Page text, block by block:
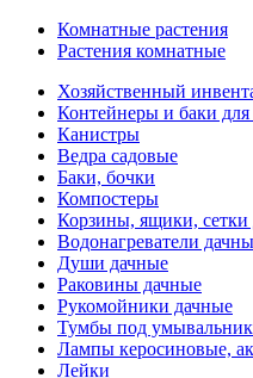
Комнатные растения
Растения комнатные
Хозяйственный
Контейнеры и баки для
Канистры
Ведра садовые
Баки, бочки
Компостеры
Корзины, ящики, сетки
Водонагреватели
Души дачные
Раковины дачные
Рукомойники дачные
Тумбы под
Лампы керосиновые,
Лейки